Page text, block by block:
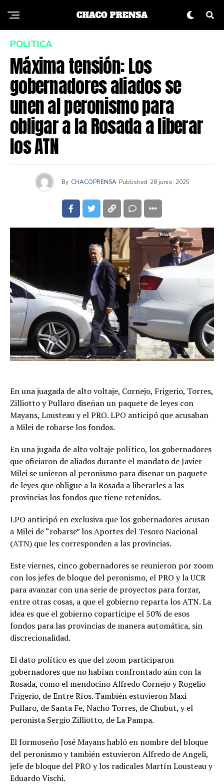
POLITICA
Máxima tensión: Los
gobernadores aliados se
unen al peronismo para
obligar a la Rosada a liberar
los ATN
By CHACOPRENSA Published 28 junio, 2025
En una juagada de alto voltaje, Cornejo, Frigerio, Torres,
Zilliotto y Pullaro diseñan un paquete de leyes con
Mayans, Lousteau y el PRO. LPO anticipó que acusaban
a Milei de robarse los fondos.
En una jugada de alto voltaje político, los gobernadores
que oficiaron de aliados durante el mandato de Javier
Milei se unieron al peronismo para diseñar un paquete
de leyes que obligue a la Rosada a liberarles a las
provincias los fondos que tiene retenidos.
LPO anticipó en exclusiva que los gobernadores acusan
a Milei de “robarse” los Aportes del Tesoro Nacional
(ATN) que les corresponden a las provincias.
Este viernes, cinco gobernadores se reunieron por zoom
con los jefes de bloque del peronismo, el PRO y la UCR
para avanzar con una serie de proyectos para forzar,
entre otras cosas, a que el gobierno reparta los ATN. La
idea es que el gobierno coparticipe el 50% de esos
fondos para las provincias de manera automática, sin
discrecionalidad.
El dato político es que del zoom participaron
gobernadores que no habían confrontado aún con la
Rosada, como el mendocino Alfredo Cornejo y Rogelio
Frigerio, de Entre Ríos. También estuvieron Maxi
Pullaro, de Santa Fe, Nacho Torres, de Chubut, y el
peronista Sergio Zilliotto, de La Pampa.
El formoseño José Mayans habló en nombre del bloque
del peronismo y también estuvieron Alfredo de Angeli,
jefe de bloque del PRO y los radicales Martín Lousteau y
Eduardo Vischi.